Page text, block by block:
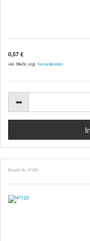
0,57 €
inkl. MwSt. zzgl. Versandkosten
Bestell-Nr. 47120